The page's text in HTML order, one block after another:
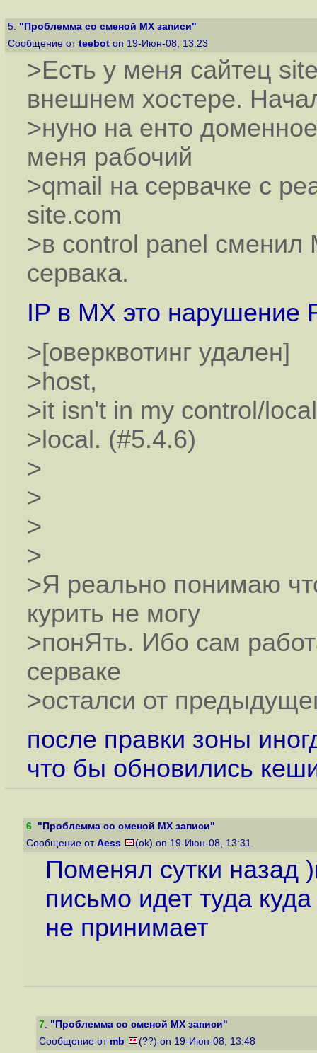
5. "Проблемма со сменой MX записи"
Сообщение от teebot on 19-Июн-08, 13:23
>Есть у меня сайтец
внешнем хостере.
>нуно на енто
меня рабочий
>qmail на сервачке с
site.com
>в сontrol panel сменил
сервака.
IP в MX это нарушение
>[оверквотинг удален]
>host,
>it isn't in my control/
>local. (#5.4.6)
>
>
>
>
>Я реально понимаю
курить не могу
>понЯть. Ибо сам
серваке
>осталси от
после правки зоны
что бы обновились
6. "Проблемма со сменой MX записи"
Сообщение от Aess (ok) on 19-Июн-08, 13:31
Поменял сутки назад
письмо идет туда
не принимает
7. "Проблемма со сменой MX записи"
Сообщение от mb (??) on 19-Июн-08, 13:48